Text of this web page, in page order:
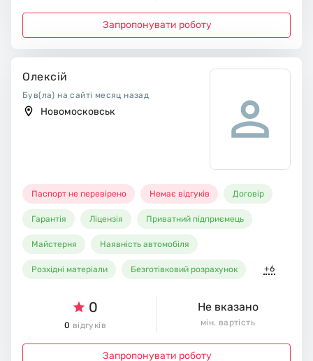
Запропонувати роботу
Олексій
Був(ла) на сайті месяц назад
Новомосковськ
Паспорт не перевірено Немає відгуків Договір
Гарантія Ліцензія Приватний підприємець
Майстерня Наявність автомобіля
Розхідні матеріали Безготівковий розрахунок +6
0
0 відгуків
Не вказано
мін. вартість
Запропонувати роботу